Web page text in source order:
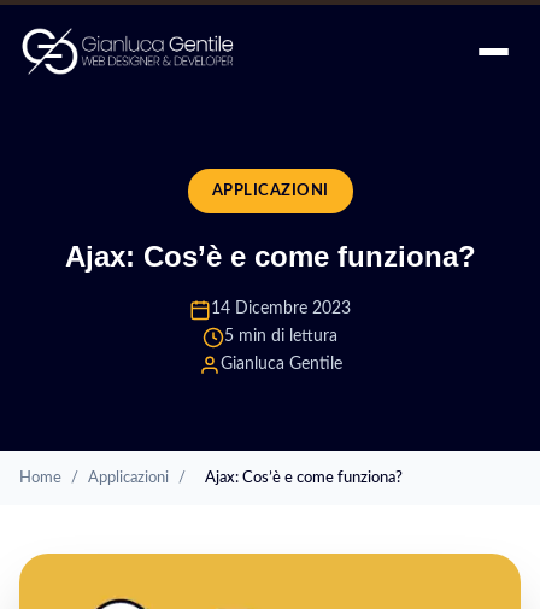
APPLICAZIONI
Ajax: Cos’è e come funziona?
14 Dicembre 2023
5 min di lettura
Gianluca Gentile
Home / Applicazioni / Ajax: Cos’è e come funziona?